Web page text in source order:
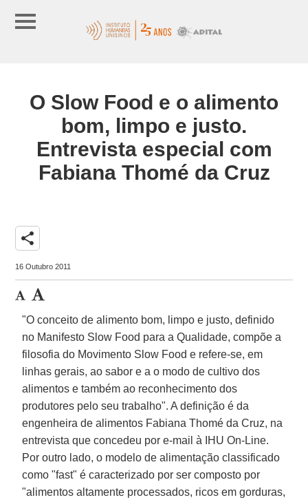
O Slow Food e o alimento
bom, limpo e justo.
Entrevista especial com
Fabiana Thomé da Cruz
share
16 Outubro 2011
"O conceito de alimento bom, limpo e justo, definido
no Manifesto Slow Food para a Qualidade, compõe a
filosofia do Movimento Slow Foode refere-se, em
linhas gerais, ao sabor e a o modo de cultivo dos
alimentos e também ao reconhecimento dos
produtores pelo seu trabalho". A definição é da
engenheira de alimentos Fabiana Thomé da Cruz, na
entrevista que concedeu por e-mail à
IHU On-Line.
Por outro lado, o modelo de alimentação classificado
como "fast" é caracterizado por ser composto por
"alimentos altamente processados, ricos em gorduras,